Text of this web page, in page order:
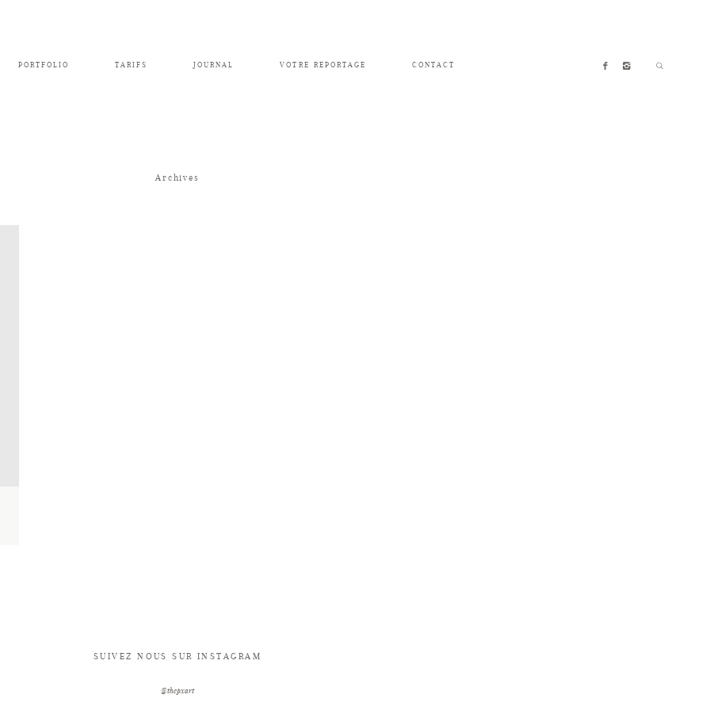
PORTFOLIO TARIFS JOURNAL VOTRE REPORTAGE CONTACT
Archives
SUIVEZ NOUS SUR INSTAGRAM
@thepxart